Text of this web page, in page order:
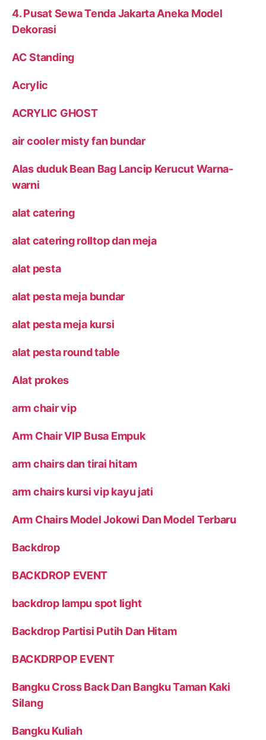
4. Pusat Sewa Tenda Jakarta Aneka Model
Dekorasi
AC Standing
Acrylic
ACRYLIC GHOST
air cooler misty fan bundar
Alas duduk Bean Bag Lancip Kerucut Warna-
warni
alat catering
alat catering rolltop dan meja
alat pesta
alat pesta meja bundar
alat pesta meja kursi
alat pesta round table
Alat prokes
arm chair vip
Arm Chair VIP Busa Empuk
arm chairs dan tirai hitam
arm chairs kursi vip kayu jati
Arm Chairs Model Jokowi Dan Model Terbaru
Backdrop
BACKDROP EVENT
backdrop lampu spot light
Backdrop Partisi Putih Dan Hitam
BACKDRPOP EVENT
Bangku Cross Back Dan Bangku Taman Kaki
Silang
Bangku Kuliah